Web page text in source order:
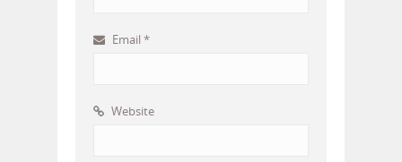
Email *
Website